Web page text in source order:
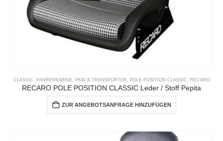
CLASSIC FAHRERKABINE, PKW & TRANSPORTER POLE POSITION CLASSIC RECARO
RECARO POLE POSITION CLASSIC Leder / Stoff Pepita
ZUR ANGEBOTSANFRAGE HINZUFÜGEN